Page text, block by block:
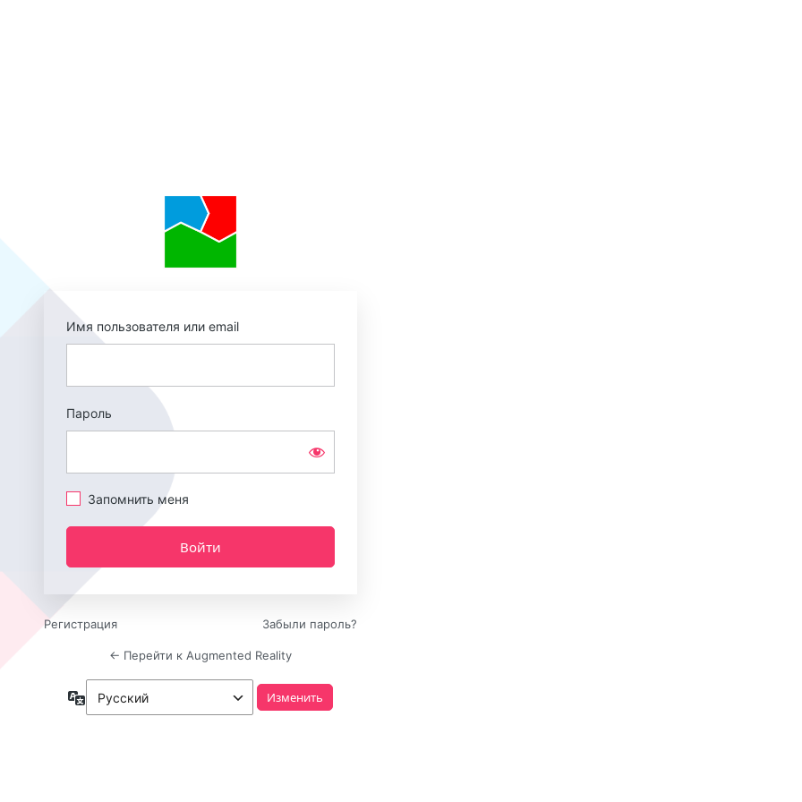
Имя пользователя или email
Пароль
Запомнить меня
Регистрация Забыли пароль?
← Перейти к Augmented Reality
Язык